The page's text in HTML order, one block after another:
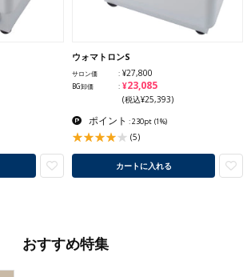
ウォマトロンS
サロン価 ¥27,800
BG卸価 ¥23,085
(税込¥25,393)
ポイント : 230pt (1%)
(5)
カートに入れる
おすすめ特集